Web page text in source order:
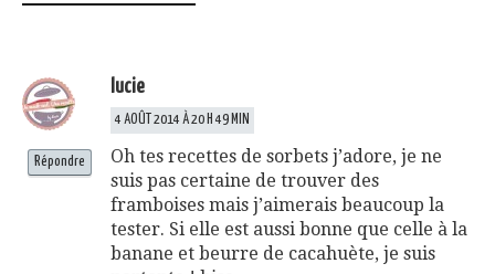
lucie
4 AOÛT 2014 À 20 H 49 MIN
Oh tes recettes de sorbets j’adore, je ne
suis pas certaine de trouver des
framboises mais j’aimerais beaucoup la
tester. Si elle est aussi bonne que celle à la
banane et beurre de cacahuète, je suis
Répondre